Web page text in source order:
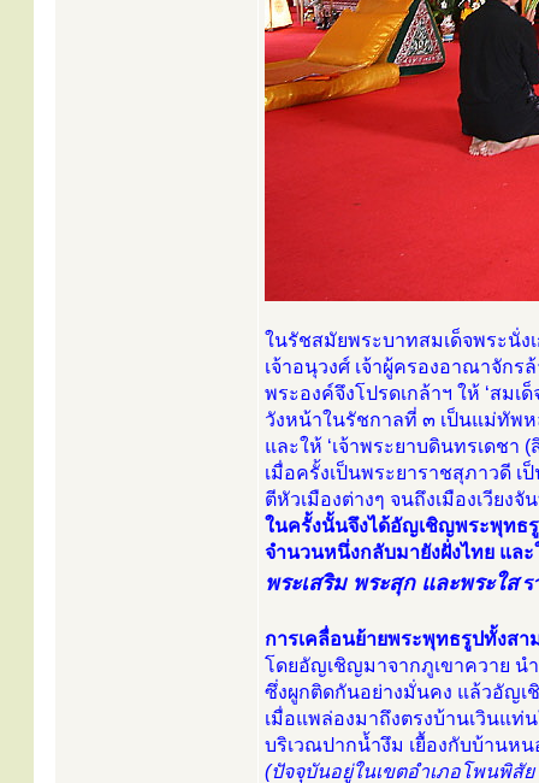
ในรัชสมัยพระบาทสมเด็จพระนั่ง
เจ้าอนุวงศ์ เจ้าผู้ครองอาณาจักร
พระองค์จึงโปรดเกล้าฯ ให้ ‘สมเ
วังหน้าในรัชกาลที่ ๓ เป็นแม่ทัพห
และให้ ‘เจ้าพระยาบดินทรเดชา (
เมื่อครั้งเป็นพระยาราชสุภาวดี
ตีหัวเมืองต่างๆ จนถึงเมืองเวียง
ในครั้งนั้นจึงได้อัญเชิญพระพุทธรู
จำนวนหนึ่งกลับมายังฝั่งไทย แล
พระเสริม พระสุก และพระใสร
การเคลื่อนย้ายพระพุทธรูปทั้งสา
โดยอัญเชิญมาจากภูเขาควาย น
ซึ่งผูกติดกันอย่างมั่นคง แล้วอัญ
เมื่อแพล่องมาถึงตรงบ้านเวินแ
บริเวณปากน้ำงึม เยื้องกับบ้านหน
(ปัจจุบันอยู่ในเขตอำเภอโพนพิสั